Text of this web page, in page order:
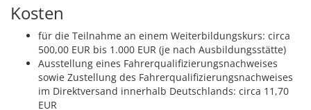
Kosten
für die Teilnahme an einem Weiterbildungskurs: circa
500,00 EUR bis 1.000 EUR (je nach Ausbildungsstätte)
Ausstellung eines Fahrerqualifizierungsnachweises
sowie Zustellung des Fahrerqualifizierungsnachweises
im Direktversand innerhalb Deutschlands: circa 11,70
EUR